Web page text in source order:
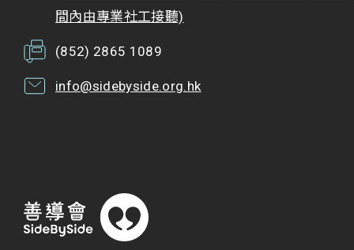
間內由專業社工接聽)
(852) 2865 1089
info@sidebyside.org.hk